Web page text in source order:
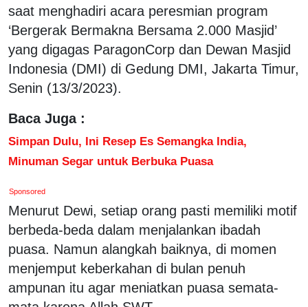
saat menghadiri acara peresmian program
‘Bergerak Bermakna Bersama 2.000 Masjid’
yang digagas ParagonCorp dan Dewan Masjid
Indonesia (DMI) di Gedung DMI, Jakarta Timur,
Senin (13/3/2023).
Baca Juga :
Simpan Dulu, Ini Resep Es Semangka India,
Minuman Segar untuk Berbuka Puasa
Sponsored
Menurut Dewi, setiap orang pasti memiliki motif
berbeda-beda dalam menjalankan ibadah
puasa. Namun alangkah baiknya, di momen
menjemput keberkahan di bulan penuh
ampunan itu agar meniatkan puasa semata-